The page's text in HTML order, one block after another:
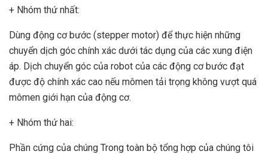
+ Nhóm thứ nhất:
Dùng động cơ bước (stepper motor) để thực hiện những
chuyển dịch góc chính xác dưới tác dụng của các xung điện
áp. Dịch chuyển góc của robot của các động cơ bước đạt
được độ chính xác cao nếu mômen tải trọng không vượt quá
mômen giới hạn của động cơ.
+ Nhóm thứ hai:
Phần cứng của chúng Trong toàn bộ tổng hợp của chúng tôi